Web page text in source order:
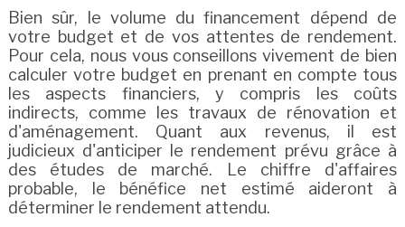
Bien sûr, le volume du financement dépend de
votre budget et de vos attentes de rendement.
Pour cela, nous vous conseillons vivement de bien
calculer votre budget en prenant en compte tous
les aspects financiers, y compris les coûts
indirects, comme les travaux de rénovation et
d'aménagement. Quant aux revenus, il est
judicieux d'anticiper le rendement prévu grâce à
des études de marché. Le chiffre d'affaires
probable, le bénéfice net estimé aideront à
déterminer le rendement attendu.